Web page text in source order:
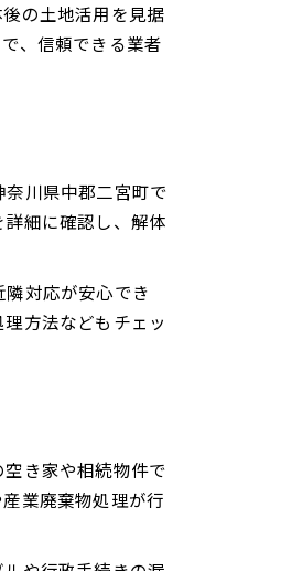
の土地活用を見据
、信頼できる業者
川県中郡二宮町で
細に確認し、解体
対応が安心でき
方法などもチェッ
き家や相続物件で
業廃棄物処理が行